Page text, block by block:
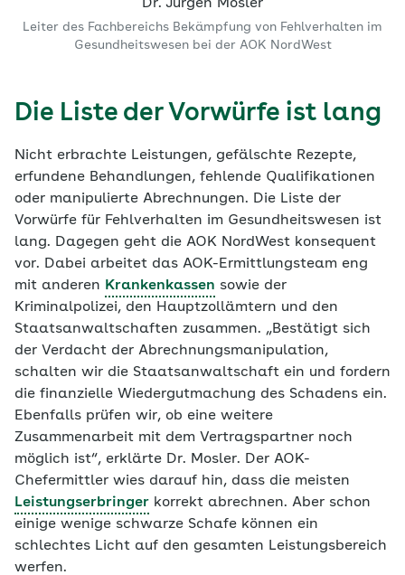
Dr. Jürgen Mosler
Leiter des Fachbereichs Bekämpfung von Fehlverhalten im
Gesundheitswesen bei der AOK NordWest
Die Liste der Vorwürfe ist lang
Nicht erbrachte Leistungen, gefälschte Rezepte,
erfundene Behandlungen, fehlende Qualifikationen
oder manipulierte Abrechnungen. Die Liste der
Vorwürfe für Fehlverhalten im Gesundheitswesen ist
lang. Dagegen geht die AOK NordWest konsequent
vor. Dabei arbeitet das AOK-Ermittlungsteam eng
mit anderen Krankenkassen sowie der
Kriminalpolizei, den Hauptzollämtern und den
Staatsanwaltschaften zusammen. „Bestätigt sich
der Verdacht der Abrechnungsmanipulation,
schalten wir die Staatsanwaltschaft ein und fordern
die finanzielle Wiedergutmachung des Schadens ein.
Ebenfalls prüfen wir, ob eine weitere
Zusammenarbeit mit dem Vertragspartner noch
möglich ist“, erklärte Dr. Mosler. Der AOK-
Chefermittler wies darauf hin, dass die meisten
Leistungserbringer korrekt abrechnen. Aber schon
einige wenige schwarze Schafe können ein
schlechtes Licht auf den gesamten Leistungsbereich
werfen.